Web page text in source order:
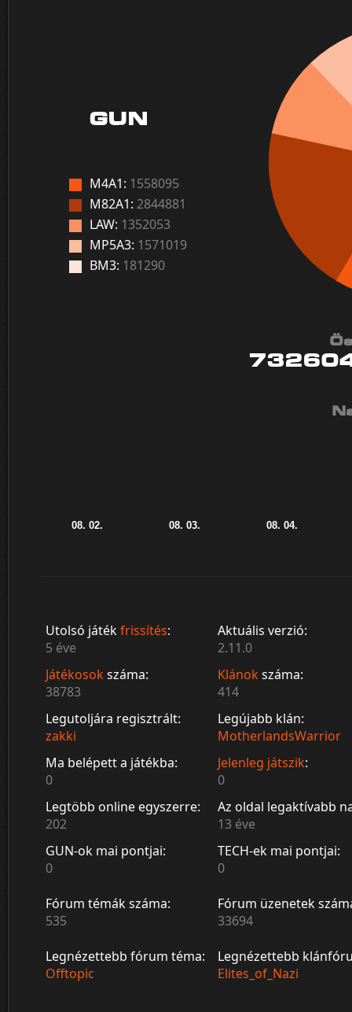
GUN
M4A1: 1558095
M82A1: 2844881
LAW: 1352053
MP5A3: 1571019
BM3: 181290
Utolsó játékfrissítés:
5 éve
Aktuális verzió:
2.11.0
Játékosokszáma:
38783
Klánokszáma:
414
Legutoljára regisztrált:
zakki
Legújabb klán:
MotherlandsWarrior
Ma belépett a játékba:
0
Jelenleg játszik:
0
Legtöbb online egyszerre:
202
Az oldal legaktívabb
13 éve
GUN-ok mai pontjai:
0
TECH-ek mai pontjai:
0
Fórum témák száma:
535
Fórum üzenetek
33694
Legnézettebb fórum téma:
Offtopic
Legnézettebb
Elites_of_Nazi